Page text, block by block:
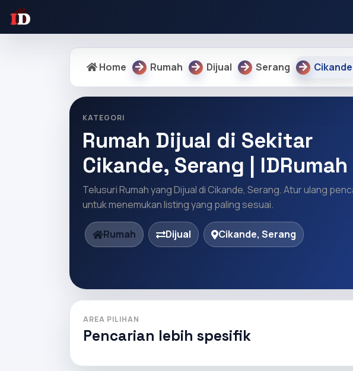
Home Rumah Dijual Serang Cikande
KATEGORI
Rumah Dijual di Sekitar
Cikande, Serang | IDRumah
Telusuri Rumah yang Dijual di Cikande, Serang. Atur ulang
untuk menemukan listing yang paling sesuai.
Rumah Dijual Cikande, Serang
AREA PILIHAN
Pencarian lebih spesifik